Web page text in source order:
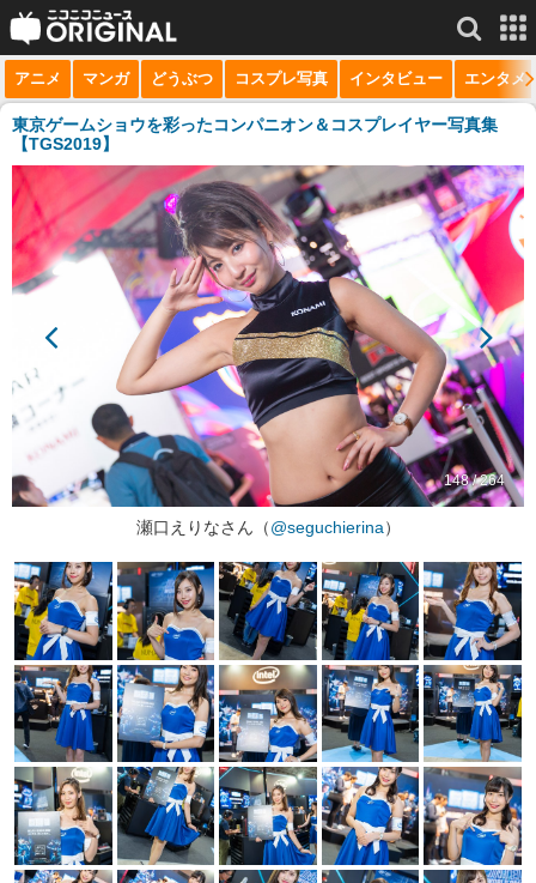
サービス一覧 もっと見る
niconico
動画
生放送
ニュース
ニコニコQ
アニメ マンガ どうぶつ コスプレ写真 インタビュー エンタメ
東京ゲームショウを彩ったコンパニオン＆コスプレイヤー写真集
【TGS2019】
148 / 264
瀬口えりなさん（@seguchierina）